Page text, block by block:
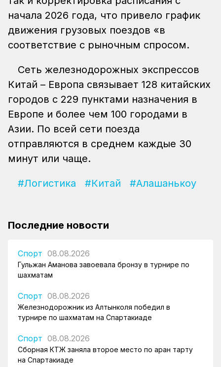
начала 2026 года, что привело график
движения грузовых поездов «в
соответствие с рыночным спросом.
Сеть железнодорожных экспрессов
Китай – Европа связывает 128 китайских
городов с 229 пунктами назначения в
Европе и более чем 100 городами в
Азии. По всей сети поезда
отправляются в среднем каждые 30
минут или чаще.
#Логистика #Китай #Алашанькоу
Последние новости
Спорт 08.08.2026
Гульжан Аманова завоевала бронзу в турнире по
шахматам
Спорт 08.08.2026
Железнодорожник из Алтынколя победил в
турнире по шахматам на Спартакиаде
Спорт 08.08.2026
Сборная КТЖ заняла второе место по арқан тарту
на Спартакиаде